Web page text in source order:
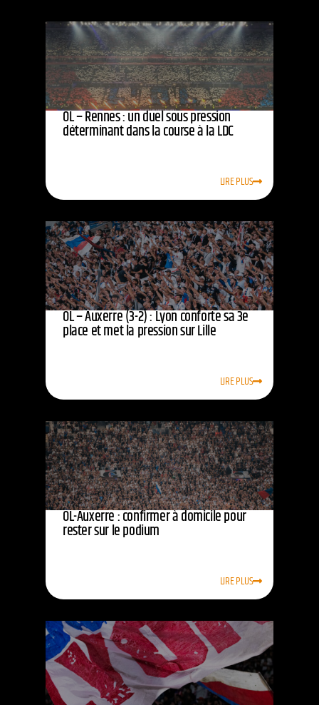
OL – Rennes : un duel sous pression
déterminant dans la course à la LDC
LIRE PLUS
OL – Auxerre (3-2) : Lyon conforte sa 3e
place et met la pression sur Lille
LIRE PLUS
OL-Auxerre : confirmer à domicile pour
rester sur le podium
LIRE PLUS